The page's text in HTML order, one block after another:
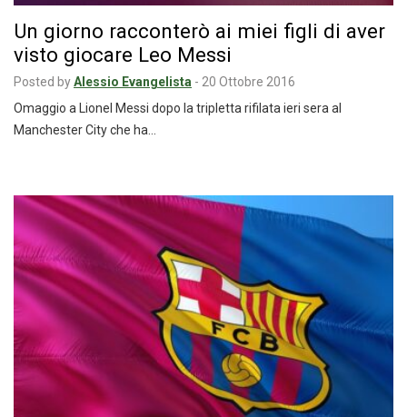
Un giorno racconterò ai miei figli di aver
visto giocare Leo Messi
Posted byAlessio Evangelista - 20 Ottobre 2016
Omaggio a Lionel Messi dopo la tripletta rifilata ieri sera al
Manchester City che ha…